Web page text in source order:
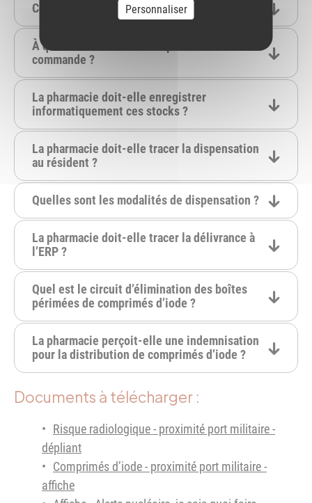
Comment s’approvisionnent les pharmacies ?
À qui s’adresser en cas de problème sur une
commande ?
La pharmacie doit-elle enregistrer
informatiquement ces stocks ?
La pharmacie doit-elle tracer la dispensation
au résident ?
Quelles sont les modalités de dispensation ?
La pharmacie doit-elle tracer la délivrance à
l’ERP ?
Quel est le circuit d’élimination des boîtes
périmées de comprimés d’iode ?
La pharmacie perçoit-elle une indemnisation
pour la distribution de comprimés d’iode ?
Documents à télécharger :
Risque radiologique - proximité port militaire -
dépliant
Comprimés d’iode - proximité port militaire -
affiche
Personnaliser